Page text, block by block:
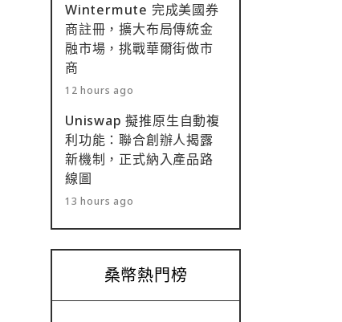
Wintermute 完成美國券
商註冊，擴大布局傳統金
融市場，挑戰華爾街做市
商
12 hours ago
Uniswap 擬推原生自動複
利功能：聯合創辦人揭露
新機制，正式納入產品路
線圖
13 hours ago
桑幣熱門榜